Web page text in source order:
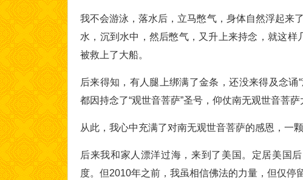
我不会游泳，落水后，立马憋气，身体自然浮起来
水，沉到水中，然后憋气，又升上来持念，就这
被救上了大船。
后来得知，有人腿上绑满了金条，还没来得及念诵
都因持念了“观世音菩萨”圣号，仰仗南无观世音菩
从此，我心中充满了对南无观世音菩萨的感恩，一
后来我和家人漂洋过海，来到了美国。定居美国
度。但2010年之前，我虽相信佛法的力量，但仅停